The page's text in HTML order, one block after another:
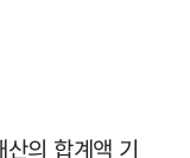
의 합계액 기